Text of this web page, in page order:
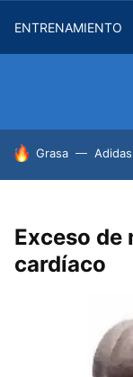
ENTRENAMIENTO
HOY SE HABLA
Grasa Adidas
Exceso de
cardíaco